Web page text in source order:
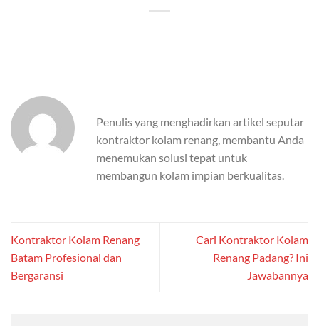
Penulis yang menghadirkan artikel seputar
kontraktor kolam renang, membantu Anda
menemukan solusi tepat untuk
membangun kolam impian berkualitas.
Kontraktor Kolam Renang
Batam Profesional dan
Bergaransi
Cari Kontraktor Kolam
Renang Padang? Ini
Jawabannya